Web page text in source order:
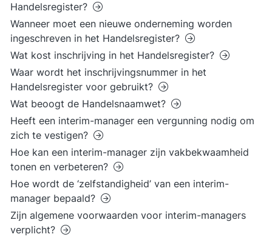
Handelsregister?
Wanneer moet een nieuwe onderneming worden
ingeschreven in het Handelsregister?
Wat kost inschrijving in het Handelsregister?
Waar wordt het inschrijvingsnummer in het
Handelsregister voor gebruikt?
Wat beoogt de Handelsnaamwet?
Heeft een interim-manager een vergunning nodig om
zich te vestigen?
Hoe kan een interim-manager zijn vakbekwaamheid
tonen en verbeteren?
Hoe wordt de ‘zelfstandigheid’ van een interim-
manager bepaald?
Zijn algemene voorwaarden voor interim-managers
verplicht?